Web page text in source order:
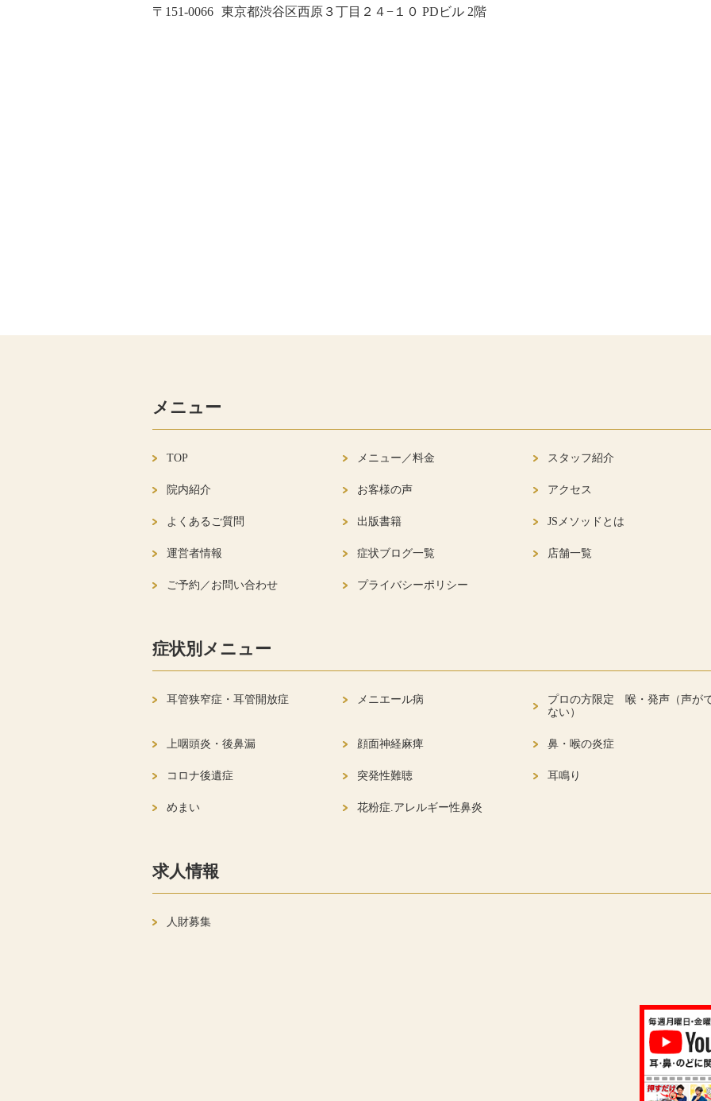
〒151-0066 東京都渋谷区西原３丁目２４−１０ PDビル 2階
メニュー
TOP メニュー／料金 スタッフ紹介
院内紹介 お客様の声 アクセス
よくあるご質問 出版書籍 JSメソッドとは
運営者情報 症状ブログ一覧 店舗一覧
ご予約／お問い合わせ プライバシーポリシー
症状別メニュー
耳管狭窄症・耳管開放症 メニエール病
プロの方限定 喉・発声（声が
ない）
上咽頭炎・後鼻漏 顔面神経麻痺 鼻・喉の炎症
コロナ後遺症 突発性難聴 耳鳴り
めまい 花粉症.アレルギー性鼻炎
求人情報
人財募集